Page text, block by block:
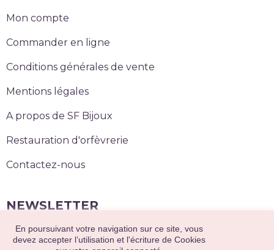
En poursuivant votre navigation sur ce site, vous
devez accepter l’utilisation et l'écriture de Cookies
Mon compte
Commander en ligne
Conditions générales de vente
Mentions légales
A propos de SF Bijoux
Restauration d'orfèvrerie
Contactez-nous
NEWSLETTER
S’abonner